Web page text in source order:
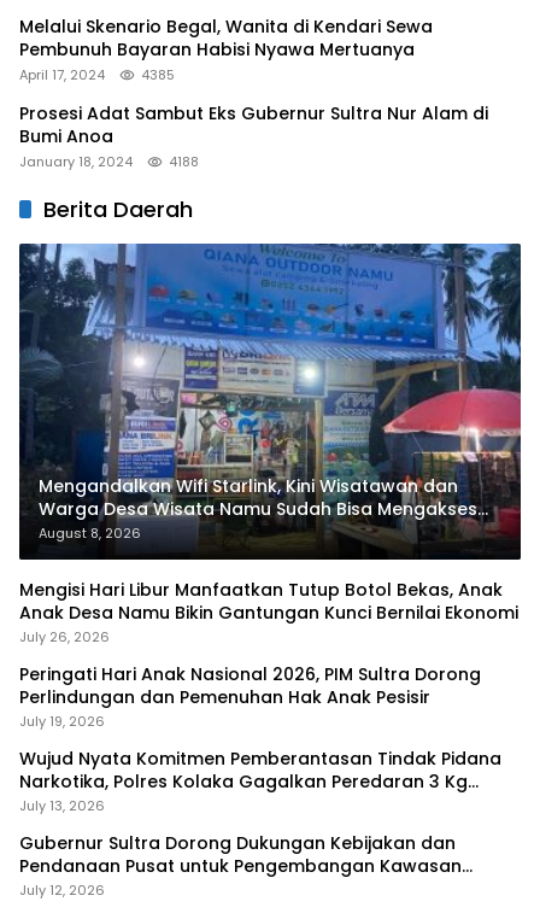
Melalui Skenario Begal, Wanita di Kendari Sewa
Pembunuh Bayaran Habisi Nyawa Mertuanya
April 17, 2024 4385
Prosesi Adat Sambut Eks Gubernur Sultra Nur Alam di
Bumi Anoa
January 18, 2024 4188
Berita Daerah
Mengandalkan Wifi Starlink, Kini Wisatawan dan
Warga Desa Wisata Namu Sudah Bisa Mengakses
Transaksi Digital
August 8, 2026
Mengisi Hari Libur Manfaatkan Tutup Botol Bekas, Anak
Anak Desa Namu Bikin Gantungan Kunci Bernilai Ekonomi
July 26, 2026
Peringati Hari Anak Nasional 2026, PIM Sultra Dorong
Perlindungan dan Pemenuhan Hak Anak Pesisir
July 19, 2026
Wujud Nyata Komitmen Pemberantasan Tindak Pidana
Narkotika, Polres Kolaka Gagalkan Peredaran 3 Kg
Sabu-Sabu
July 13, 2026
Gubernur Sultra Dorong Dukungan Kebijakan dan
Pendanaan Pusat untuk Pengembangan Kawasan
Liangkobhori
July 12, 2026